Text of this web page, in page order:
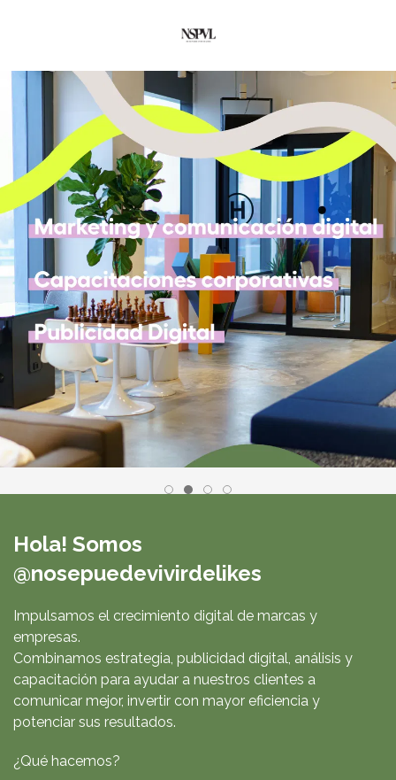
Hola! Somos
@nosepuedevivirdelikes
Impulsamos el crecimiento digital de marcas y
empresas.
Combinamos estrategia, publicidad digital, análisis y
capacitación para ayudar a nuestros clientes a
comunicar mejor, invertir con mayor eficiencia y
potenciar sus resultados.
¿Qué hacemos?